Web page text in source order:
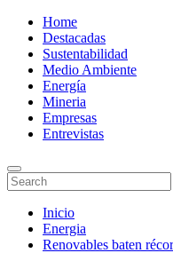
Menu
Home
Destacadas
Sustentabilidad
Medio Ambiente
Energía
Mineria
Empresas
Entrevistas
Enter
Keyword
Search
for:
Saltar
contenido
Inicio
Energia
Renovables baten